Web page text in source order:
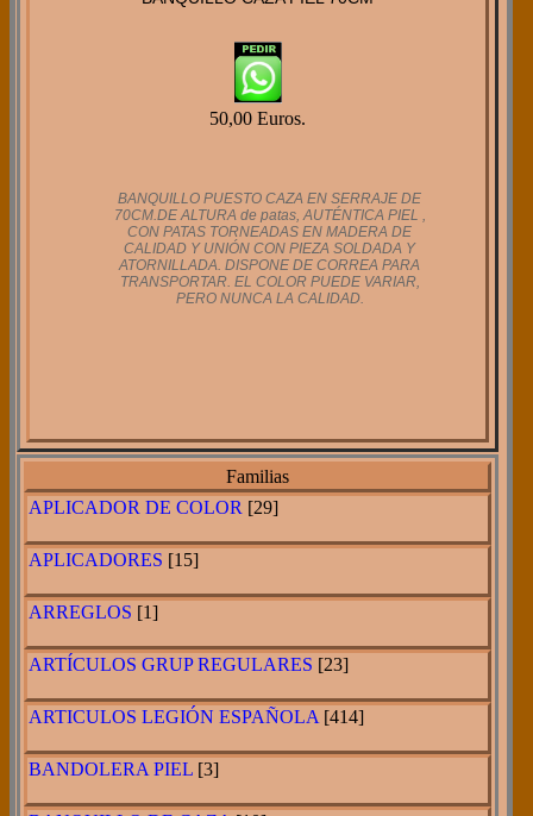
50,00 Euros.
BANQUILLO PUESTO CAZA EN SERRAJE DE
70CM.DE ALTURA de patas, AUTÉNTICA PIEL ,
CON PATAS TORNEADAS EN MADERA DE
CALIDAD Y UNIÓN CON PIEZA SOLDADA Y
ATORNILLADA. DISPONE DE CORREA PARA
TRANSPORTAR. EL COLOR PUEDE VARIAR,
PERO NUNCA LA CALIDAD.
Familias
APLICADOR DE COLOR [29]
APLICADORES [15]
ARREGLOS [1]
ARTÍCULOS GRUP REGULARES [23]
ARTICULOS LEGIÓN ESPAÑOLA [414]
BANDOLERA PIEL [3]